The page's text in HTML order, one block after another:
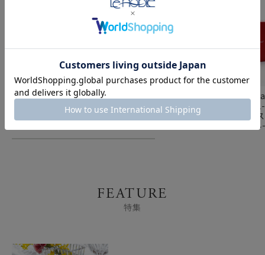
バカラ（Baccarat）
EYE 2-802-298 ベース
（花瓶） スクエア S
バカラ（Baccarat）
EYE 2-807-199 ベース
（花瓶） 15cm レッド
バカラ（
EYE 2-
（花瓶）
30cm ブル
FEATURE
特集